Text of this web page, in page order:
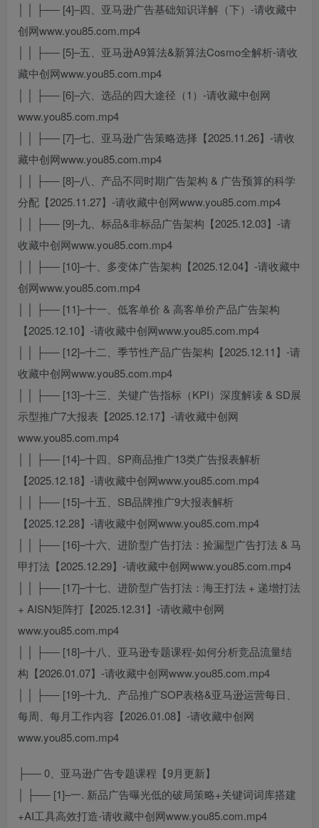
│ │ ├── [4]–四、亚马逊广告基础知识详解（下）-请收藏中
创网www.you85.com.mp4
│ │ ├── [5]–五、亚马逊A9算法&新算法Cosmo全解析-请收
藏中创网www.you85.com.mp4
│ │ ├── [6]–六、选品的四大途径（1）-请收藏中创网
www.you85.com.mp4
│ │ ├── [7]–七、亚马逊广告策略选择【2025.11.26】-请收
藏中创网www.you85.com.mp4
│ │ ├── [8]–八、产品不同时期广告架构 & 广告预算的科学
分配【2025.11.27】-请收藏中创网www.you85.com.mp4
│ │ ├── [9]–九、标品&非标品广告架构【2025.12.03】-请
收藏中创网www.you85.com.mp4
│ │ ├── [10]–十、多变体广告架构【2025.12.04】-请收藏中
创网www.you85.com.mp4
│ │ ├── [11]–十一、低客单价 & 高客单价产品广告架构
【2025.12.10】-请收藏中创网www.you85.com.mp4
│ │ ├── [12]–十二、季节性产品广告架构【2025.12.11】-请
收藏中创网www.you85.com.mp4
│ │ ├── [13]–十三、关键广告指标（KPI）深度解读 & SD展
示型推广7大报表【2025.12.17】-请收藏中创网
www.you85.com.mp4
│ │ ├── [14]–十四、SP商品推广13类广告报表解析
【2025.12.18】-请收藏中创网www.you85.com.mp4
│ │ ├── [15]–十五、SB品牌推广9大报表解析
【2025.12.28】-请收藏中创网www.you85.com.mp4
│ │ ├── [16]–十六、进阶型广告打法：捡漏型广告打法 & 马
甲打法【2025.12.29】-请收藏中创网www.you85.com.mp4
│ │ ├── [17]–十七、进阶型广告打法：海王打法 + 递增打法
+ AISN矩阵打【2025.12.31】-请收藏中创网
www.you85.com.mp4
│ │ ├── [18]–十八、亚马逊专题课程-如何分析竞品流量结
构【2026.01.07】-请收藏中创网www.you85.com.mp4
│ │ ├── [19]–十九、产品推广SOP表格&亚马逊运营每日、
每周、每月工作内容【2026.01.08】-请收藏中创网
www.you85.com.mp4
├── 0、亚马逊广告专题课程【9月更新】
│ ├── [1]–一. 新品广告曝光低的破局策略+关键词词库搭建
+AI工具高效打造-请收藏中创网www.you85.com.mp4